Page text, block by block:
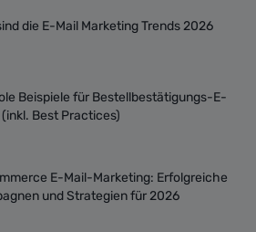
die E-Mail Marketing Trends 2026
Beispiele für Bestellbestätigungs-E-
(inkl. Best Practices)
E-Mail-Marketing: Erfolgreiche
und Strategien für 2026